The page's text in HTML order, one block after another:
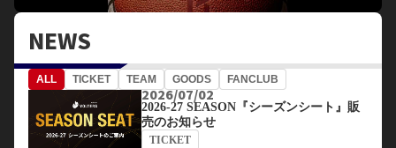
NEWS
ALL TICKET TEAM GOODS FANCLUB
2026/07/02
2026-27 SEASON『シーズンシート』販
売のお知らせ
TICKET